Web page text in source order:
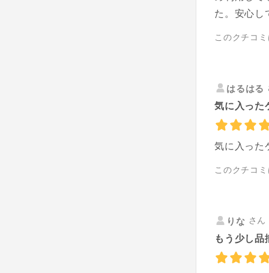
た。安心し
このクチコ
はるはる
気に入った
気に入った
このクチコ
りな さ
もう少し